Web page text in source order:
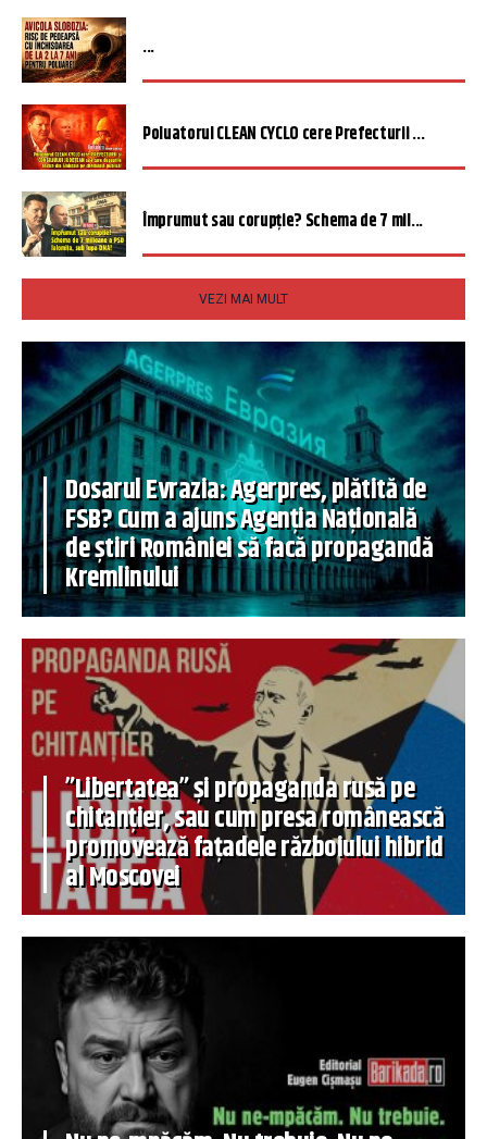
...
Poluatorul CLEAN CYCLO cere Prefecturii ...
Împrumut sau corupție? Schema de 7 mil...
VEZI MAI MULT
Dosarul Evrazia: Agerpres, plătită de
FSB? Cum a ajuns Agenția Națională
de știri României să facă propagandă
Kremlinului
”Libertatea” și propaganda rusă pe
chitanțier, sau cum presa românească
promovează fațadele războiului hibrid
al Moscovei